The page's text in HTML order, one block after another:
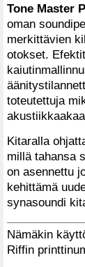
Tone Master
oman
merkittävien
otokset.
toteutettuja
Kitaralla
millä tahansa
on asennettu
kehittämä
synasoundi
Nämäkin
Riffin